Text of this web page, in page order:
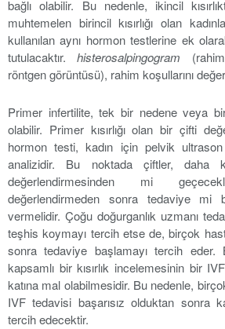
bağlı olabilir. Bu nedenle, ikincil
muhtemelen birincil kısırlığı olan
kullanılan aynı hormon testlerine ek
tutulacaktır.histerosalpingogram
röntgen görüntüsü), rahim koşullarını
Primer infertilite, tek bir nedene veya
olabilir. Primer kısırlığı olan bir çifti
hormon testi, kadın için pelvik
analizidir. Bu noktada çiftler, daha
değerlendirmesinden mi
değerlendirmeden sonra tedaviye mi
vermelidir. Çoğu doğurganlık uzmanı
teşhis koymayı tercih etse de, birçok
sonra tedaviye başlamayı tercih eder.
kapsamlı bir kısırlık incelemesinin bir
katına mal olabilmesidir. Bu nedenle,
IVF tedavisi başarısız olduktan sonra
tercih edecektir.